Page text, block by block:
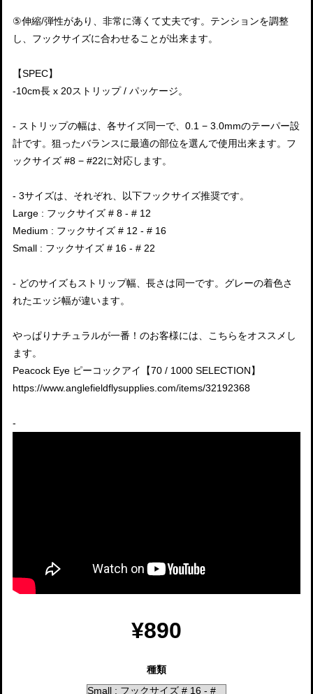
⑤伸縮/弾性があり、非常に薄くて丈夫です。テンションを調整
し、フックサイズに合わせることが出来ます。
【SPEC】
-10cm長 x 20ストリップ / パッケージ。
- ストリップの幅は、各サイズ同一で、0.1 − 3.0mmのテーパー設
計です。狙ったバランスに最適の部位を選んで使用出来ます。フ
ックサイズ #8 − #22に対応します。
- 3サイズは、それぞれ、以下フックサイズ推奨です。
Large : フックサイズ # 8 - # 12
Medium : フックサイズ # 12 - # 16
Small : フックサイズ # 16 - # 22
- どのサイズもストリップ幅、長さは同一です。グレーの着色さ
れたエッジ幅が違います。
やっぱりナチュラルが一番！のお客様には、こちらをオススメし
ます。
Peacock Eye ピーコックアイ【70 / 1000 SELECTION】
https://www.anglefieldflysupplies.com/items/32192368
-
¥890
種類